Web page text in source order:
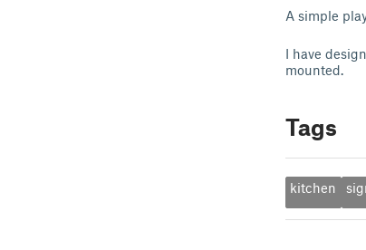
A simple
I have
mounted.
Tags
kitchen